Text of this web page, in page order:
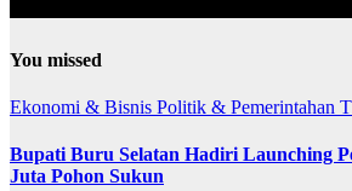
You missed
Ekonomi & Bisnis Politik & Pemerintahan
Bupati Buru Selatan Hadiri Launching
Juta Pohon Sukun